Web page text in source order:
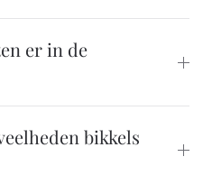
er in de
bikkels